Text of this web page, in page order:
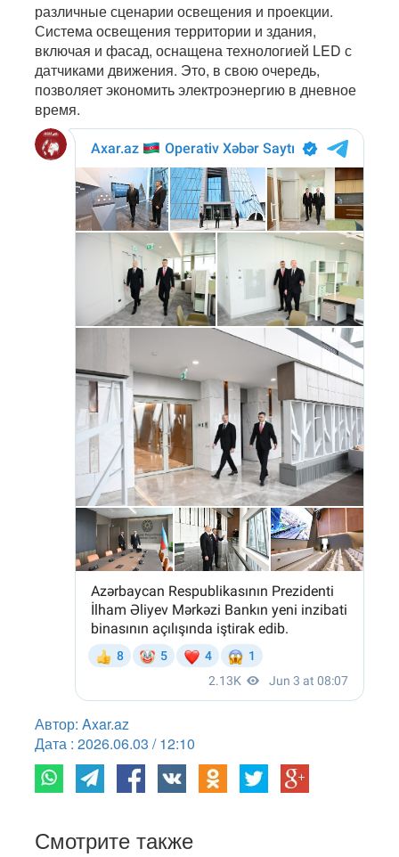
различные сценарии освещения и проекции.
Система освещения территории и здания,
включая и фасад, оснащена технологией LED с
датчиками движения. Это, в свою очередь,
позволяет экономить электроэнергию в дневное
время.
Автор: Axar.az
Дата : 2026.06.03 / 12:10
Смотрите также